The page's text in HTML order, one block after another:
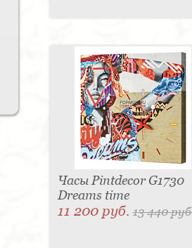
Часы Pintdecor G1730
Dreams time
11 200 руб.13 440